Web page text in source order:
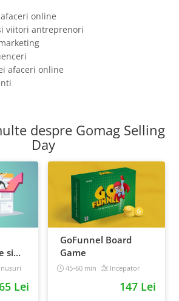
online
viitori antreprenori
afaceri online
despre Gomag Selling
Day
si
Lei
GoFunnel Board
Game
45-60 min Incepator
147 Lei